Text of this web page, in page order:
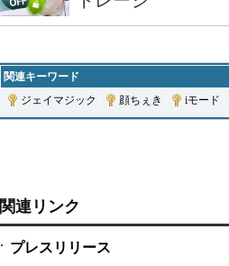
関連キーワード
ジェイマジック
顔ちぇき iモード
関連リンク
プレスリリース